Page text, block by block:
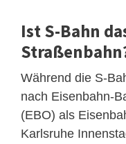
Ist S-Bahn
Während die S-
nach Eisenbahn-
(EBO) als
Karlsruhe